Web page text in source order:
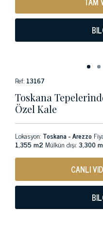
Ref: 13167
Toskana
Özel Kale
Lokasyon: Toskana - Arezzo
1,355 m2 Mülkün dışı:3,300
CANLI